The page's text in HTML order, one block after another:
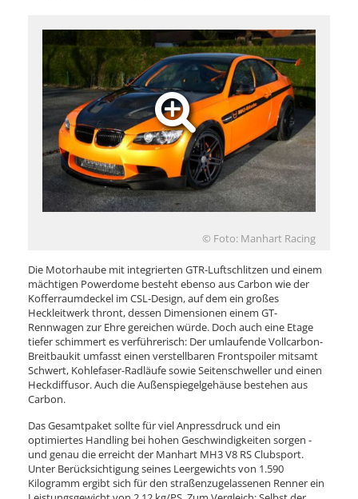
© Foto: Manhart Racing
Die Motorhaube mit integrierten GTR-Luftschlitzen und einem
mächtigen Powerdome besteht ebenso aus Carbon wie der
Kofferraumdeckel im CSL-Design, auf dem ein großes
Heckleitwerk thront, dessen Dimensionen einem GT-
Rennwagen zur Ehre gereichen würde. Doch auch eine Etage
tiefer schimmert es verführerisch: Der umlaufende Vollcarbon-
Breitbaukit umfasst einen verstellbaren Frontspoiler mitsamt
Schwert, Kohlefaser-Radläufe sowie Seitenschweller und einen
Heckdiffusor. Auch die Außenspiegelgehäuse bestehen aus
Carbon.
Das Gesamtpaket sollte für viel Anpressdruck und ein
optimiertes Handling bei hohen Geschwindigkeiten sorgen -
und genau die erreicht der Manhart MH3 V8 RS Clubsport.
Unter Berücksichtigung seines Leergewichts von 1.590
Kilogramm ergibt sich für den straßenzugelassenen Renner ein